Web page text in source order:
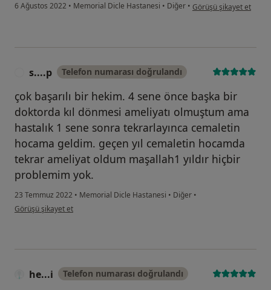
6 Ağustos 2022 • Memorial Dicle Hastanesi • Diğer • kullanıcının görüşüne
Görüşü şikayet et
s....p Telefon numarası doğrulandı
çok başarılı bir hekim. 4 sene önce başka bir
doktorda kıl dönmesi ameliyatı olmuştum ama
hastalık 1 sene sonra tekrarlayınca cemaletin
hocama geldim. geçen yıl cemaletin hocamda
tekrar ameliyat oldum maşallah1 yıldır hiçbir
problemim yok.
23 Temmuz 2022 • Memorial Dicle Hastanesi • Diğer •
kullanıcının görüşüne göre s....p
Görüşü şikayet et
he...i Telefon numarası doğrulandı